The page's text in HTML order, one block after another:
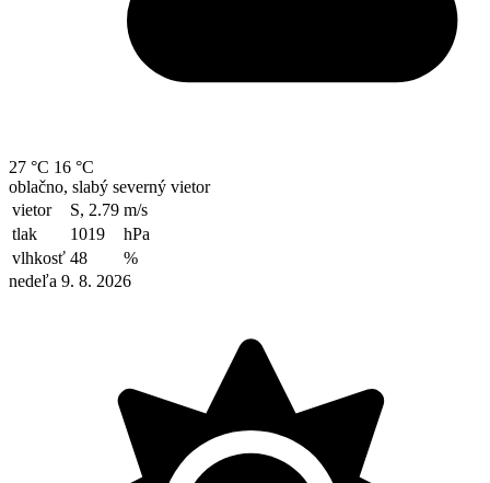
27 °C 16 °C
oblačno, slabý severný vietor
vietor
S, 2.79 m/s
tlak
1019
hPa
vlhkosť 48
%
nedeľa 9. 8. 2026